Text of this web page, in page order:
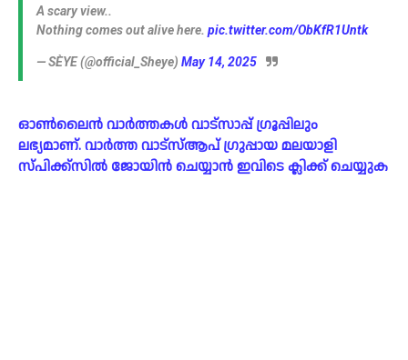
A scary view..
Nothing comes out alive here. pic.twitter.com/ObKfR1Untk
— SÈYE (@official_Sheye) May 14, 2025
ഓൺലൈൻ വാർത്തകൾ വാട്സാപ്പ് ഗ്രൂപ്പിലും
ലഭ്യമാണ്. വാർത്ത വാട്സ്ആപ് ഗ്രുപ്പായ മലയാളി
സ്പിക്ക്സിൽ ജോയിൻ ചെയ്യാൻ ഇവിടെ ക്ലിക്ക് ചെയ്യുക